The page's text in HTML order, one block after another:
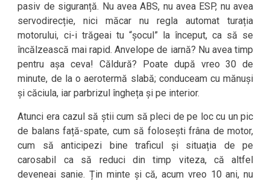
pasiv de siguranță. Nu avea ABS, nu avea ESP, nu avea
servodirecție, nici măcar nu regla automat turația
motorului, ci-i trăgeai tu “șocul” la început, ca să se
încălzească mai rapid. Anvelope de iarnă? Nu avea timp
pentru așa ceva! Căldură? Poate după vreo 30 de
minute, de la o aerotermă slabă; conduceam cu mănuși
și căciula, iar parbrizul îngheța și pe interior.
Atunci era cazul să știi cum să pleci de pe loc cu un pic
de balans față-spate, cum să folosești frâna de motor,
cum să anticipezi bine traficul și situația de pe
carosabil ca să reduci din timp viteza, că altfel
deveneai sanie. Țin minte și că, acum vreo 10 ani, nu